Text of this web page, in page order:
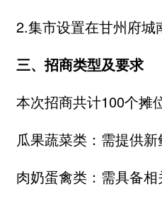
2.集市设置在甘州府城
三、招商类型及要求
本次招商共计100个摊
瓜果蔬菜类：需提供
肉奶蛋禽类：需具备